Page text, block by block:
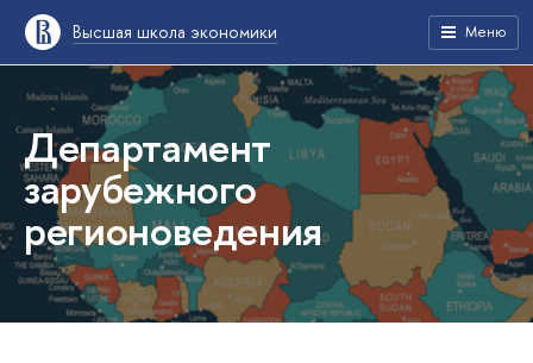
Высшая школа экономики Меню
Департамент
зарубежного
регионоведения